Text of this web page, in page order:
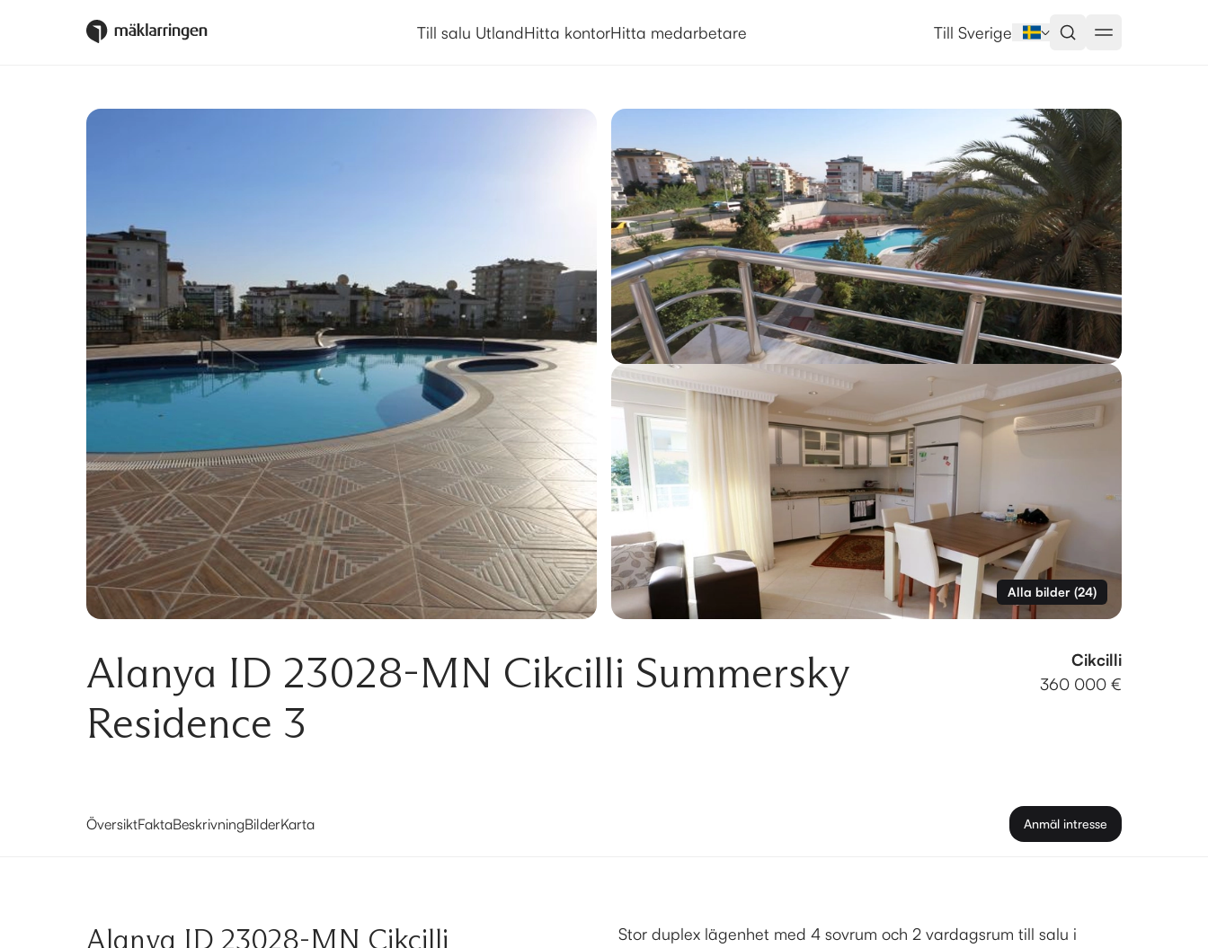
Till salu UtlandHitta kontorHitta medarbetare Till Sverige
Alla bilder(24)
Alanya ID 23028-MN Cikcilli Summersky
Residence 3
Cikcilli
360 000 €
ÖversiktFaktaBeskrivningBilderKarta Anmäl intresse
Alanya ID 23028-MN Cikcilli
Stor duplex lägenhet med 4 sovrum och 2 vardagsrum till salu i